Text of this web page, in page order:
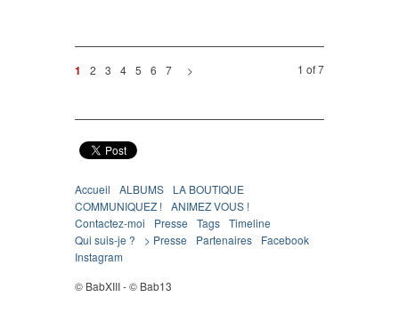
1 of 7
1 2 3 4 5 6 7 >
Accueil ALBUMS
LA BOUTIQUE
COMMUNIQUEZ ! ANIMEZ VOUS !
Contactez-moi
Presse Tags Timeline
Qui suis-je ?
> Presse Partenaires
Facebook
Instagram
© BabXIII - © Bab13